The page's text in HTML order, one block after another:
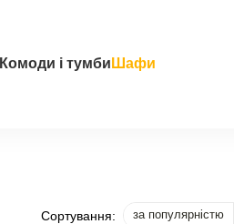
Комоди і тумби Шафи
Сортування: за популярністю